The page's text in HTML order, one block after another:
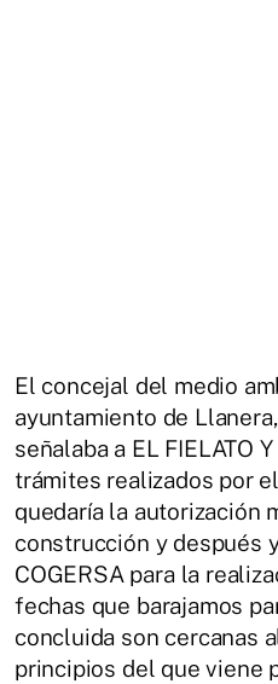
El concejal del medio
ayuntamiento de
señalaba a EL FIELATO
trámites realizados por
quedaría la autorización
construcción y después
COGERSA para la
fechas que barajamos
concluida son cercanas
principios del que viene